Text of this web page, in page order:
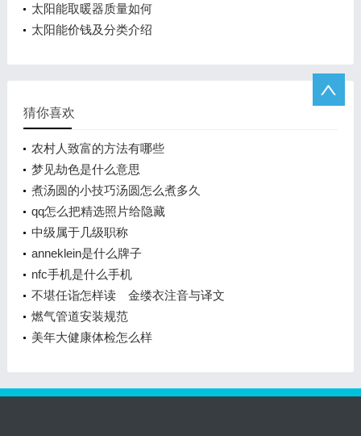
太阳能取暖器质量如何
太阳能价钱及分类介绍
猜你喜欢
农村人致富的方法有哪些
梦见劫色是什么意思
煮汤圆的小技巧汤圆怎么煮多久
qq怎么把精选照片给隐藏
中级属于几级职称
anneklein是什么牌子
nfc手机是什么手机
不堪任诣怎样读 金缕衣注音与译文
燃气管道安装规范
美年大健康体检怎么样